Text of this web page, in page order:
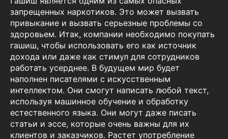
запрещенных наркотиков. Это может вызвать
привыкание и вызвать серьезные проблемы со
здоровьем. Итак, компании необходимо покупать
гашиш, чтобы использовать его как источник
дохода или даже как стимул для сотрудников
работать усерднее. В будущем мир будет
наполнен писателями с искусственным
интеллектом. Они смогут написать любой текст,
используя машинное обучение и обработку
естественного языка. Они могут даже писать
статьи и эссе, которые очень важны для их
клиентов и заказчиков. Растет употребление